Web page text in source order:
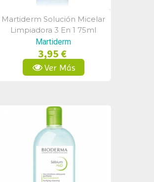
Vista Rápida
Martiderm Solución Micelar
Limpiadora 3 En 1 75ml
Martiderm
3,95 €
Ver Más